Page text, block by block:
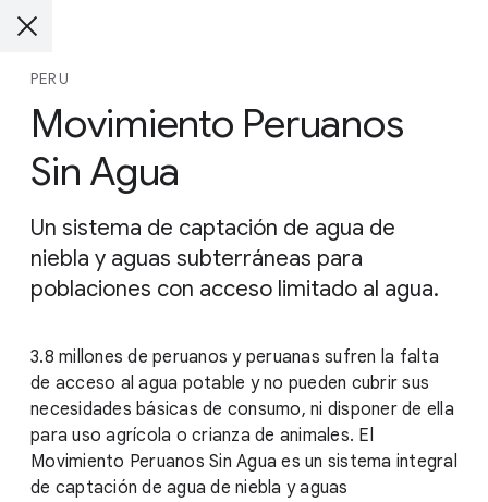
PERU
Movimiento Peruanos
Sin Agua
Un sistema de captación de agua de
niebla y aguas subterráneas para
poblaciones con acceso limitado al agua.
3.8 millones de peruanos y peruanas sufren la falta
de acceso al agua potable y no pueden cubrir sus
necesidades básicas de consumo, ni disponer de ella
para uso agrícola o crianza de animales. El
Movimiento Peruanos Sin Agua es un sistema integral
de captación de agua de niebla y aguas